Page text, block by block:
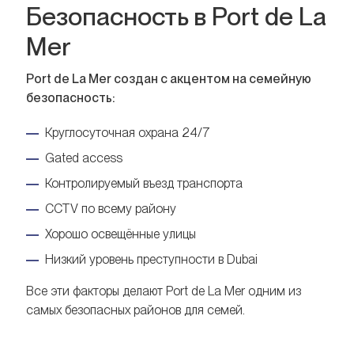
Безопасность в Port de La
Mer
Port de La Mer создан с акцентом на семейную
безопасность:
Круглосуточная охрана 24/7
Gated access
Контролируемый въезд транспорта
CCTV по всему району
Хорошо освещённые улицы
Низкий уровень преступности в Dubai
Все эти факторы делают Port de La Mer одним из
самых безопасных районов для семей.